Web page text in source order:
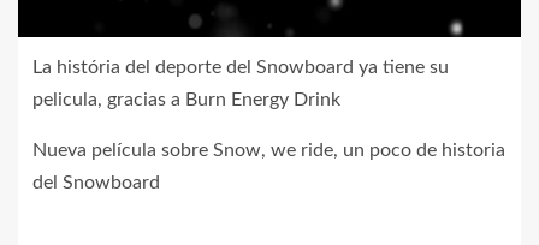
La história del deporte del Snowboard ya tiene su
pelicula, gracias a Burn Energy Drink
Nueva película sobre Snow, we ride, un poco de historia
del Snowboard